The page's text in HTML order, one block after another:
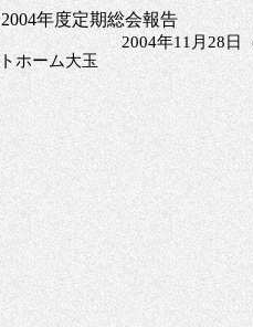
2004年度定期総会報告
2004年11月28日
ホーム大玉